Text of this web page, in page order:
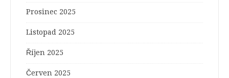
Prosinec 2025
Listopad 2025
Říjen 2025
Červen 2025